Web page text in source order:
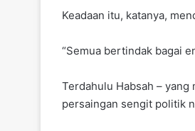
Keadaan itu, katanya,
“Semua bertindak bagai
Terdahulu Habsah –
persaingan sengit politik